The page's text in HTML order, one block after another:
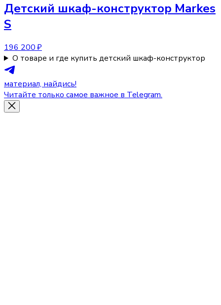
Детский шкаф-конструктор Markes
S
196 200 ₽
О товаре и где купить детский шкаф-конструктор
материал, найдись!
Читайте только самое важное в Telegram.